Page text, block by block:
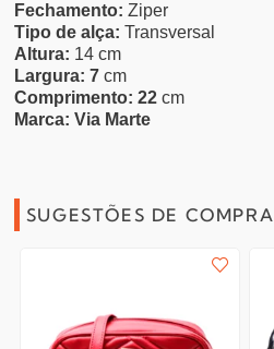
Fechamento:Ziper
Tipo de alça:Transversal
Altura: 14 cm
Largura: 7 cm
Comprimento: 22 cm
Marca: Via Marte
SUGESTÕES DE COMPRA